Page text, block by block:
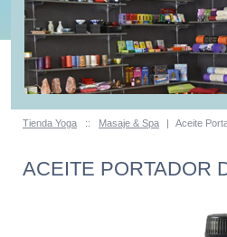
Tienda Yoga :: Masaje & Spa | Aceite
ACEITE PORTADOR